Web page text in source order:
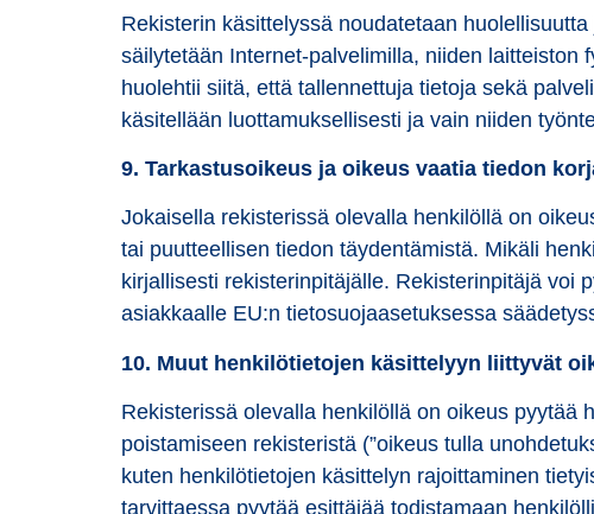
Rekisterin käsittelyssä noudatetaan
säilytetään Internet-palvelimilla, niiden laitteiston
huolehtii siitä, että tallennettuja tietoja sekä
käsitellään luottamuksellisesti ja vain niiden
9. Tarkastusoikeus ja oikeus vaatia tiedon
Jokaisella rekisterissä olevalla henkilöllä on
tai puutteellisen tiedon täydentämistä. Mikäli
kirjallisesti rekisterinpitäjälle. Rekisterinpitäjä voi
asiakkaalle EU:n tietosuojaasetuksessa
10. Muut henkilötietojen käsittelyyn liittyvät
Rekisterissä olevalla henkilöllä on oikeus pyytää
poistamiseen rekisteristä (”oikeus tulla
kuten henkilötietojen käsittelyn rajoittaminen
tarvittaessa pyytää esittäjää todistamaan